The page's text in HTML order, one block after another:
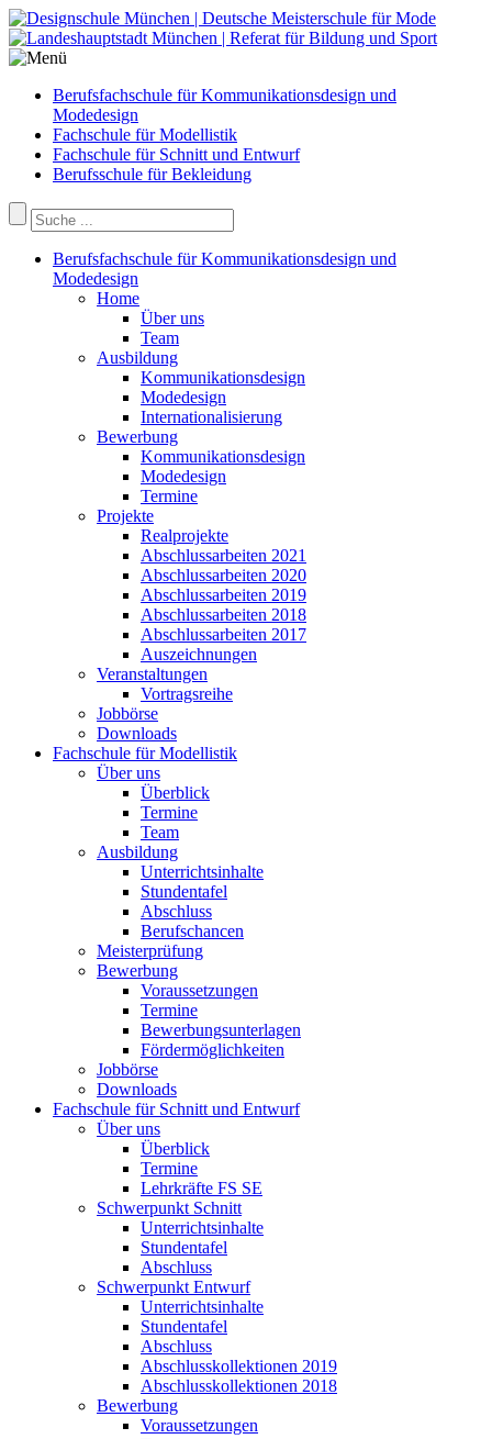
Berufsfachschule für Kommunikationsdesign und
Modedesign
Fachschule für Modellistik
Fachschule für Schnitt und Entwurf
Berufsschule für Bekleidung
Berufsfachschule für Kommunikationsdesign und
Modedesign
Home
Über uns
Team
Ausbildung
Kommunikationsdesign
Modedesign
Internationalisierung
Bewerbung
Kommunikationsdesign
Modedesign
Termine
Projekte
Realprojekte
Abschlussarbeiten 2021
Abschlussarbeiten 2020
Abschlussarbeiten 2019
Abschlussarbeiten 2018
Abschlussarbeiten 2017
Auszeichnungen
Veranstaltungen
Vortragsreihe
Jobbörse
Downloads
Fachschule für Modellistik
Über uns
Überblick
Termine
Team
Ausbildung
Unterrichtsinhalte
Stundentafel
Abschluss
Berufschancen
Meisterprüfung
Bewerbung
Voraussetzungen
Termine
Bewerbungsunterlagen
Fördermöglichkeiten
Jobbörse
Downloads
Fachschule für Schnitt und Entwurf
Über uns
Überblick
Termine
Lehrkräfte FS SE
Schwerpunkt Schnitt
Unterrichtsinhalte
Stundentafel
Abschluss
Schwerpunkt Entwurf
Unterrichtsinhalte
Stundentafel
Abschluss
Abschlusskollektionen 2019
Abschlusskollektionen 2018
Bewerbung
Voraussetzungen